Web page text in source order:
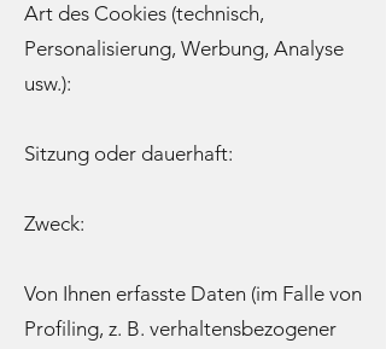
Art des Cookies (technisch,
Personalisierung, Werbung, Analyse
usw.):
Sitzung oder dauerhaft:
Zweck:
Von Ihnen erfasste Daten (im Falle von
Profiling, z. B. verhaltensbezogener